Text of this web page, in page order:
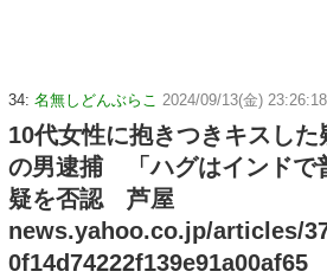
34: 名無しどんぶらこ 2024/09/13(金)
10代女性に抱きつきキスし
の男逮捕 「ハグはインドで
疑を否認 芦屋
news.yahoo.co.jp/articles/
0f14d74222f139e91a00af65